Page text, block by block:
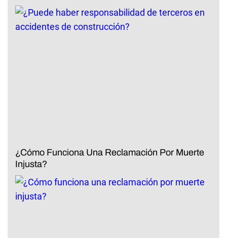
¿Cómo Funciona Una Reclamación Por Muerte
Injusta?